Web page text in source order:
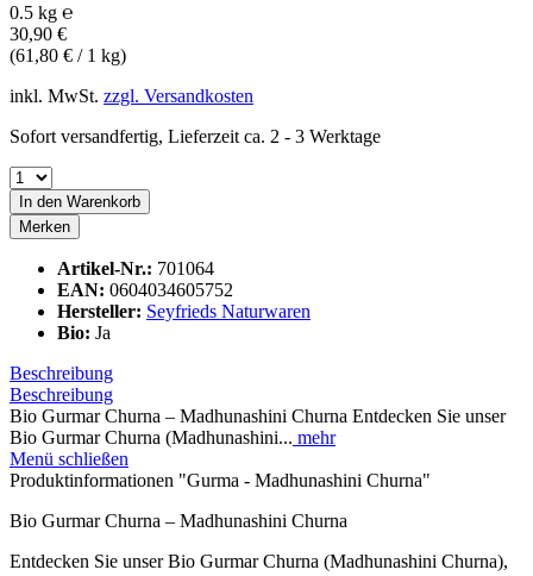
0.5 kg ℮
30,90 €
(61,80 € / 1 kg)
inkl. MwSt. zzgl. Versandkosten
Sofort versandfertig, Lieferzeit ca. 2 - 3 Werktage
In den Warenkorb
Merken
Artikel-Nr.: 701064
EAN: 0604034605752
Hersteller: Seyfrieds Naturwaren
Bio: Ja
Beschreibung
Beschreibung
Bio Gurmar Churna – Madhunashini Churna Entdecken Sie unser
Bio Gurmar Churna (Madhunashini... mehr
Menü schließen
Produktinformationen "Gurma - Madhunashini Churna"
Bio Gurmar Churna – Madhunashini Churna
Entdecken Sie unser Bio Gurmar Churna (Madhunashini Churna),